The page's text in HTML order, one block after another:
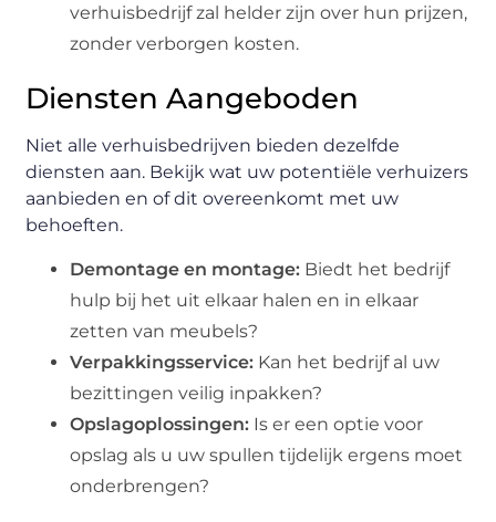
verhuisbedrijf zal helder zijn over hun prijzen,
zonder verborgen kosten.
Diensten Aangeboden
Niet alle verhuisbedrijven bieden dezelfde
diensten aan. Bekijk wat uw potentiële verhuizers
aanbieden en of dit overeenkomt met uw
behoeften.
Demontage en montage: Biedt het bedrijf
hulp bij het uit elkaar halen en in elkaar
zetten van meubels?
Verpakkingsservice: Kan het bedrijf al uw
bezittingen veilig inpakken?
Opslagoplossingen: Is er een optie voor
opslag als u uw spullen tijdelijk ergens moet
onderbrengen?